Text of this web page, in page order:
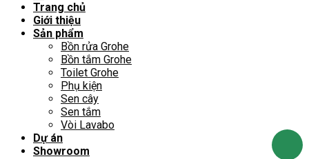
Trang chủ
Giới thiệu
Sản phẩm
Bồn rửa Grohe
Bồn tắm Grohe
Toilet Grohe
Phụ kiện
Sen cây
Sen tắm
Vòi Lavabo
Dự án
Showroom